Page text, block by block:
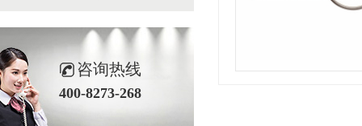
咨询热线
400-8273-268